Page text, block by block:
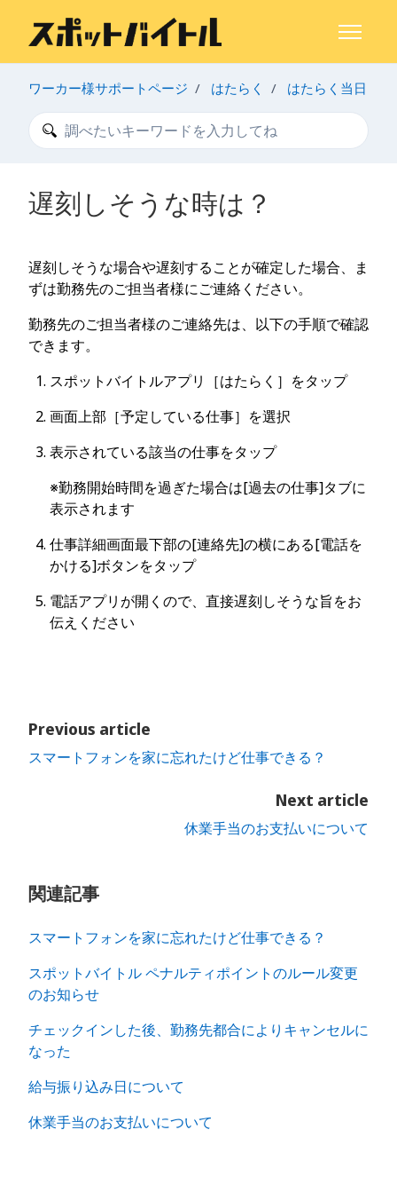
ナビゲ
ワーカー様サポートページ はたらく はたらく当日
検索
遅刻しそうな時は？
遅刻しそうな場合や遅刻することが確定した場合、ま
ずは勤務先のご担当者様にご連絡ください。
勤務先のご担当者様のご連絡先は、以下の手順で確認
できます。
スポットバイトルアプリ［はたらく］をタップ
画面上部［予定している仕事］を選択
表示されている該当の仕事をタップ
※勤務開始時間を過ぎた場合は[過去の仕事]タブに
表示されます
仕事詳細画面最下部の[連絡先]の横にある[電話を
かける]ボタンをタップ
電話アプリが開くので、直接遅刻しそうな旨をお
伝えください
Previous article
スマートフォンを家に忘れたけど仕事できる？
Next article
休業手当のお支払いについて
関連記事
スマートフォンを家に忘れたけど仕事できる？
スポットバイトル ペナルティポイントのルール変更
のお知らせ
チェックインした後、勤務先都合によりキャンセルに
なった
給与振り込み日について
休業手当のお支払いについて